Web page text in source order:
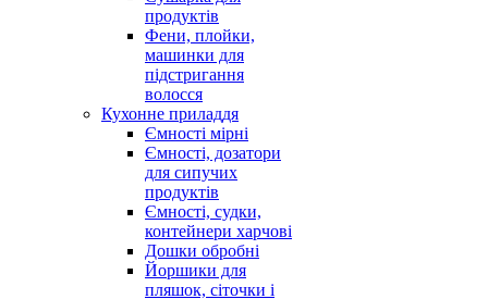
продуктів
Фени, плойки,
машинки для
підстригання
волосся
Кухонне приладдя
Ємності мірні
Ємності, дозатори
для сипучих
продуктів
Ємності, судки,
контейнери харчові
Дошки обробні
Йоршики для
пляшок, сіточки і